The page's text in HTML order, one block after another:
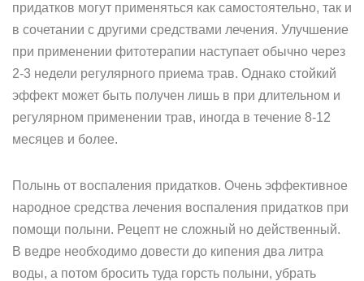
придатков могут применяться как самостоятельно, так и
в сочетании с другими средствами лечения. Улучшение
при применении фитотерапии наступает обычно через
2-3 недели регулярного приема трав. Однако стойкий
эффект может быть получен лишь в при длительном и
регулярном применении трав, иногда в течение 8-12
месяцев и более.
Полынь от воспаления придатков. Очень эффективное
народное средства лечения воспаления придатков при
помощи полыни. Рецепт не сложный но действенный.
В ведре необходимо довести до кипения два литра
воды, а потом бросить туда горсть полыни, убрать